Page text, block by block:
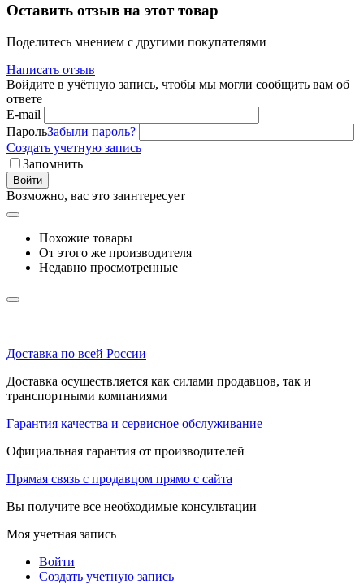
Оставить отзыв на этот товар
Поделитесь мнением с другими покупателями
Написать отзыв
Войдите в учётную запись, чтобы мы могли сообщить вам об
ответе
E-mail
ПарольЗабыли пароль?
Создать учетную запись
Запомнить
Войти
Возможно, вас это заинтересует
Похожие товары
От этого же производителя
Недавно просмотренные
Доставка по всей России
Доставка осуществляется как силами продавцов, так и
транспортными компаниями
Гарантия качества и сервисное обслуживание
Официальная гарантия от производителей
Прямая связь с продавцом прямо с сайта
Вы получите все необходимые консультации
Моя учетная запись
Войти
Создать учетную запись